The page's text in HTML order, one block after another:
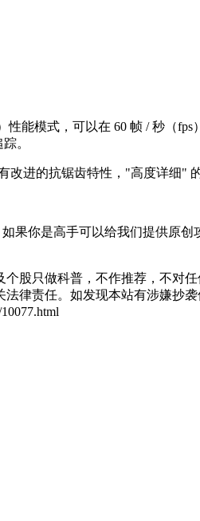
能模式，可以在 60 帧 / 秒（fps
。
进的抗锯齿特性，"高度详细"
果你是高手可以给我们提供原创
股只做科普，不作推荐，不对
律责任。如发现本站有涉嫌抄